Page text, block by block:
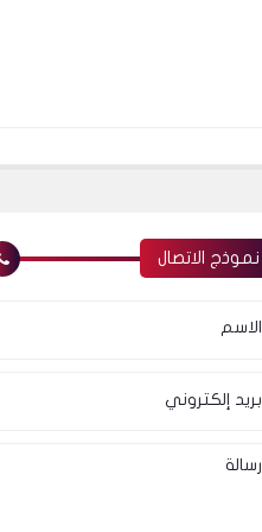
نموذج الاتصال
الاسم
بريد إلكتروني
رسالة